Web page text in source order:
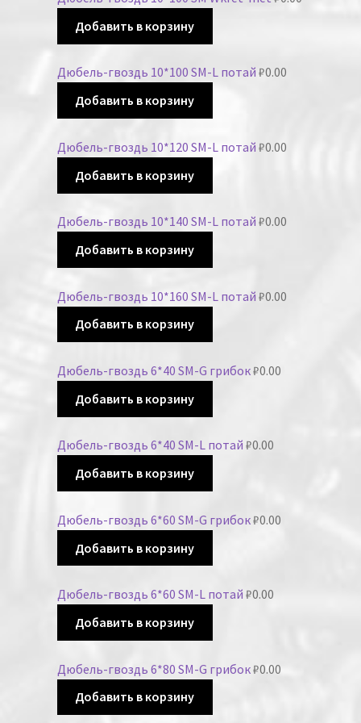
Добавить в корзину
Дюбель-гвоздь 10*100 SM-L потай ₽0.00
Добавить в корзину
Дюбель-гвоздь 10*120 SM-L потай ₽0.00
Добавить в корзину
Дюбель-гвоздь 10*140 SM-L потай ₽0.00
Добавить в корзину
Дюбель-гвоздь 10*160 SM-L потай ₽0.00
Добавить в корзину
Дюбель-гвоздь 6*40 SM-G грибок₽0.00
Добавить в корзину
Дюбель-гвоздь 6*40 SM-L потай ₽0.00
Добавить в корзину
Дюбель-гвоздь 6*60 SM-G грибок₽0.00
Добавить в корзину
Дюбель-гвоздь 6*60 SM-L потай ₽0.00
Добавить в корзину
Дюбель-гвоздь 6*80 SM-G грибок₽0.00
Добавить в корзину